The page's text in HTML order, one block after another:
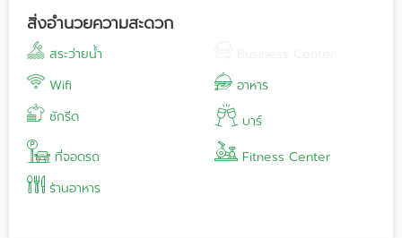
wellbeing of our Christian and Non-Christian guests. A
choice of Luxurious rooms and suites is offered, 633
rooms and Convention Hall upto 1,000 guests. Our staffs
are respectfully trained and attired in the Thai tradition,
while retaining the warmth and hospitality for which
Thailand is renowned. Come with a group for a Church
Weekend Away or a Coach Party, come with a friend or
come on your own. You will feel at home as soon as you
walk through the front door.
สิ่งอำนวยความสะดวก
สระว่ายน้ำ
Wifi
อาหาร
ซักรีด
บาร์
ที่จอดรถ
Fitness Center
ร้านอาหาร